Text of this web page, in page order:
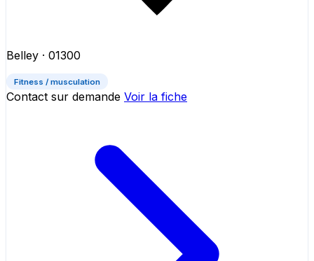
Belley · 01300
Fitness / musculation
Contact sur demande Voir la fiche